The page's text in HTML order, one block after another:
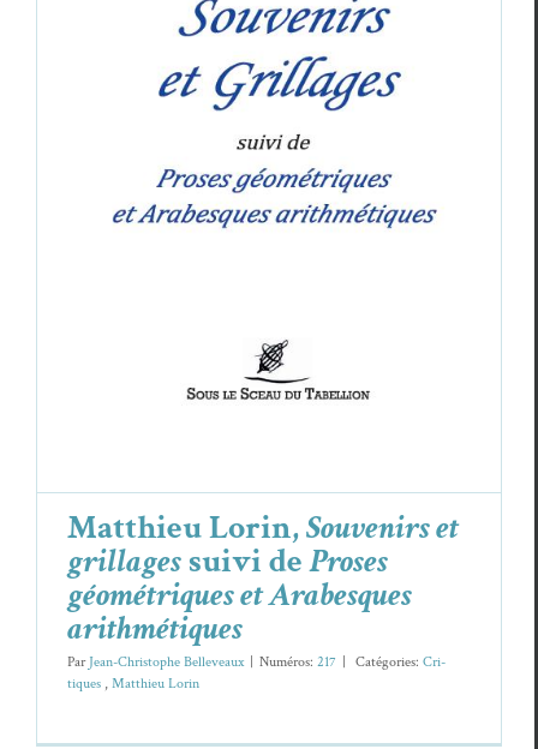
Matthieu Lorin,Souvenirs et grillages
suivi deProses géométriques et Arabesques
arithmétiques
Matthieu Lorin,Souvenirs et
grillagessuivi deProses
géométriques et Arabesques
arithmétiques
Par Jean-Christophe Belleveaux | Numéros: 217 | Caté­gories: Cri­
tiques , Matthieu Lorin